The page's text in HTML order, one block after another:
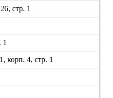
стр. 1
1
корп. 4, стр. 1